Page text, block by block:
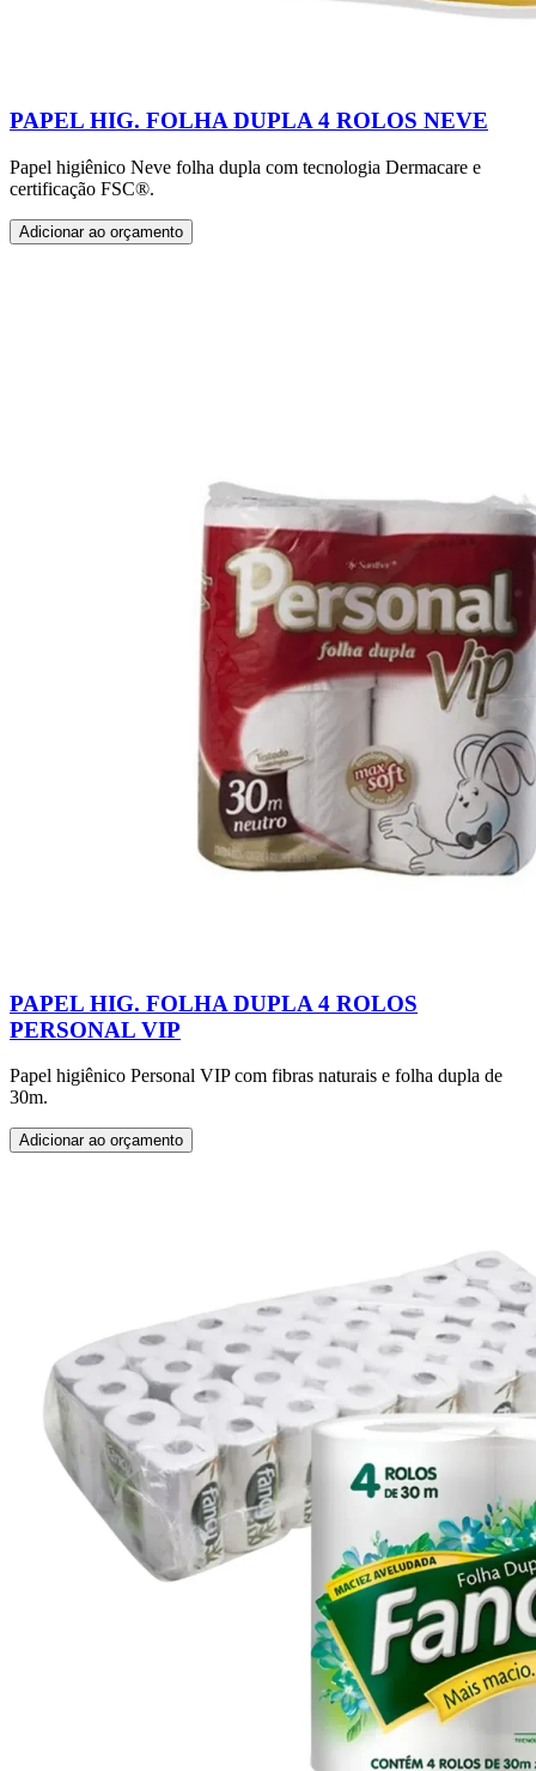
PAPEL HIG. FOLHA DUPLA 4 ROLOS NEVE
Papel higiênico Neve folha dupla com tecnologia Dermacare e
certificação FSC®.
Adicionar ao orçamento
PAPEL HIG. FOLHA DUPLA 4 ROLOS
PERSONAL VIP
Papel higiênico Personal VIP com fibras naturais e folha dupla de
30m.
Adicionar ao orçamento